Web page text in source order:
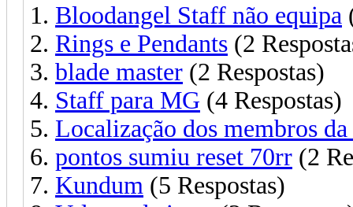
Bloodangel Staff não equipa
Rings e Pendants (2
blade master (2 Respostas)
Staff para MG (4 Respostas)
Localização dos membros
pontos sumiu reset 70rr (2
Kundum (5 Respostas)